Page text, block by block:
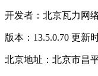
开发者：北京瓦力网
版本：13.5.0.70 更新
北京地址：北京市昌